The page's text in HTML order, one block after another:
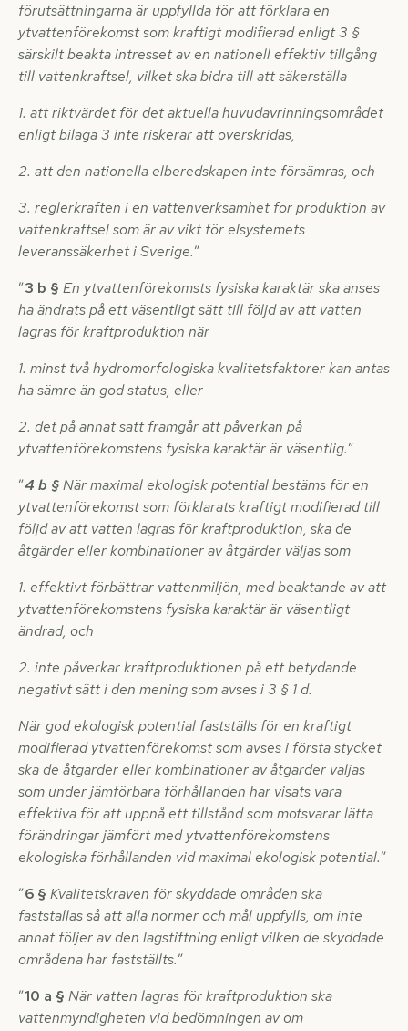
förutsättningarna är uppfyllda för att förklara en
ytvattenförekomst som kraftigt modifierad enligt 3 §
särskilt beakta intresset av en nationell effektiv tillgång
till vattenkraftsel, vilket ska bidra till att säkerställa
1. att riktvärdet för det aktuella huvudavrinningsområdet
enligt bilaga 3 inte riskerar att överskridas,
2. att den nationella elberedskapen inte försämras, och
3. reglerkraften i en vattenverksamhet för produktion av
vattenkraftsel som är av vikt för elsystemets
leveranssäkerhet i Sverige.”
”3 b § En ytvattenförekomsts fysiska karaktär ska anses
ha ändrats på ett väsentligt sätt till följd av att vatten
lagras för kraftproduktion när
1. minst två hydromorfologiska kvalitetsfaktorer kan antas
ha sämre än god status, eller
2. det på annat sätt framgår att påverkan på
ytvattenförekomstens fysiska karaktär är väsentlig.”
”4 b §När maximal ekologisk potential bestäms för en
ytvattenförekomst som förklarats kraftigt modifierad till
följd av att vatten lagras för kraftproduktion, ska de
åtgärder eller kombinationer av åtgärder väljas som
1. effektivt förbättrar vattenmiljön, med beaktande av att
ytvattenförekomstens fysiska karaktär är väsentligt
ändrad, och
2. inte påverkar kraftproduktionen på ett betydande
negativt sätt i den mening som avses i 3 § 1 d.
När god ekologisk potential fastställs för en kraftigt
modifierad ytvattenförekomst som avses i första stycket
ska de åtgärder eller kombinationer av åtgärder väljas
som under jämförbara förhållanden har visats vara
effektiva för att uppnå ett tillstånd som motsvarar lätta
förändringar jämfört med ytvattenförekomstens
ekologiska förhållanden vid maximal ekologisk potential.”
”6 § Kvalitetskraven för skyddade områden ska
fastställas så att alla normer och mål uppfylls, om inte
annat följer av den lagstiftning enligt vilken de skyddade
områdena har fastställts.”
”10 a § När vatten lagras för kraftproduktion ska
vattenmyndigheten vid bedömningen av om